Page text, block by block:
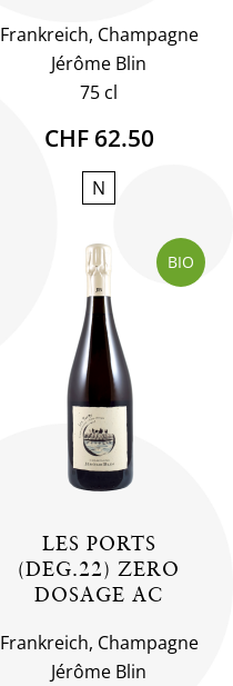
Frankreich, Champagne
Jérôme Blin
75 cl
CHF 62.50
N
BIO
LES PORTS
(DEG.22) ZERO
DOSAGE AC
Frankreich, Champagne
Jérôme Blin